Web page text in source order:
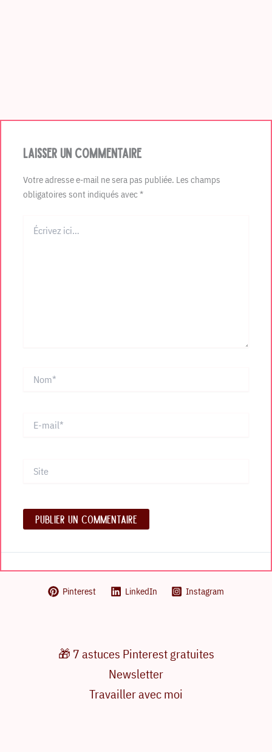
Laisser un commentaire
Votre adresse e-mail ne sera pas publiée. Les champs
obligatoires sont indiqués avec*
ici…
mail*
Pinterest LinkedIn Instagram
🎁 7 astuces Pinterest gratuites
Newsletter
Travailler avec moi